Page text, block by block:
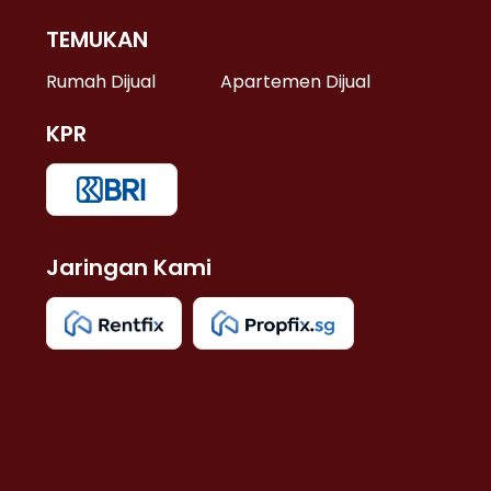
TEMUKAN
Rumah Dijual Apartemen Dijual
KPR
Jaringan Kami